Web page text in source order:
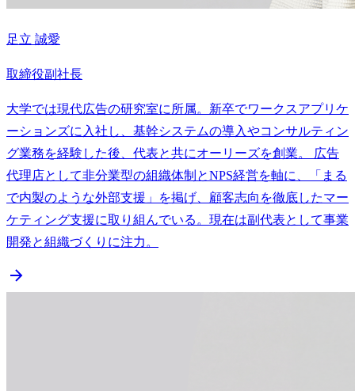
足立 誠愛
取締役副社長
大学では現代広告の研究室に所属。新卒でワークスアプリケ
ーションズに入社し、基幹システムの導入やコンサルティン
グ業務を経験した後、代表と共にオーリーズを創業。 広告
代理店として非分業型の組織体制とNPS経営を軸に、「まる
で内製のような外部支援」を掲げ、顧客志向を徹底したマー
ケティング支援に取り組んでいる。現在は副代表として事業
開発と組織づくりに注力。